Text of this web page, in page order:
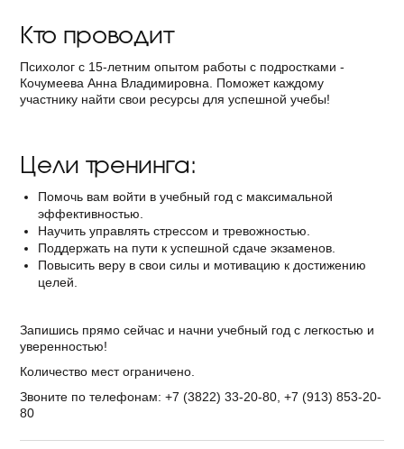
Кто проводит
Психолог с 15-летним опытом работы с подростками -
Кочумеева Анна Владимировна. Поможет каждому
участнику найти свои ресурсы для успешной учебы!
Цели тренинга:
Помочь вам войти в учебный год с максимальной
эффективностью.
Научить управлять стрессом и тревожностью.
Поддержать на пути к успешной сдаче экзаменов.
Повысить веру в свои силы и мотивацию к достижению
целей.
Запишись прямо сейчас и начни учебный год с легкостью и
уверенностью!
Количество мест ограничено.
Звоните по телефонам: +7 (3822) 33-20-80, +7 (913) 853-20-
80